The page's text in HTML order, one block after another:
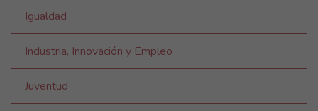
Igualdad
Industria, Innovación y Empleo
Juventud